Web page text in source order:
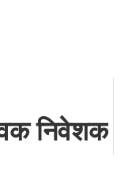
निवेशक